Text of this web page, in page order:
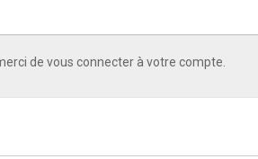
de vous connecter à votre compte.